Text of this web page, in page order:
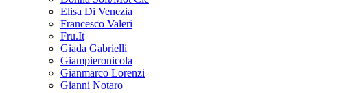
Elisa Di Venezia
Francesco Valeri
Fru.It
Giada Gabrielli
Giampieronicola
Gianmarco Lorenzi
Gianni Notaro